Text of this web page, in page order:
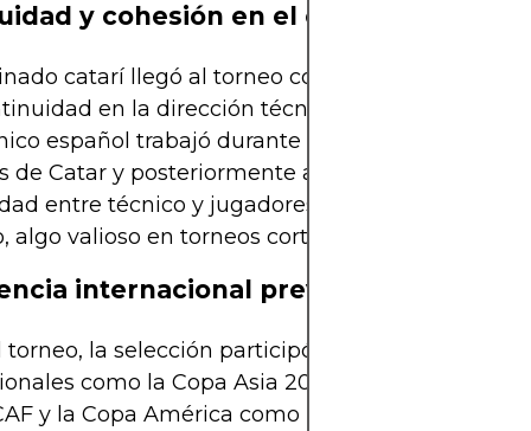
y cohesión en el equipo
catarí llegó al torneo con una plantilla
en la dirección técnica bajo Félix
español trabajó durante años con las
de Catar y posteriormente asumió el primer
entre técnico y jugadores aportó cohesión
algo valioso en torneos cortos como un Mundial.
internacional previa
torneo, la selección participó en diversos
como la Copa Asia 2019, la Copa Oro de la
y la Copa América como invitado. Ganar la